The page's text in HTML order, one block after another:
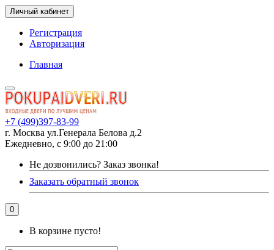
Личный кабинет
Регистрация
Авторизация
Главная
+7 (499)397-83-99
г. Москва ул.Генерала Белова д.2
Ежедневно, с 9:00 до 21:00
Не дозвонились? Заказ звонка!
Заказать обратный звонок
0
В корзине пусто!